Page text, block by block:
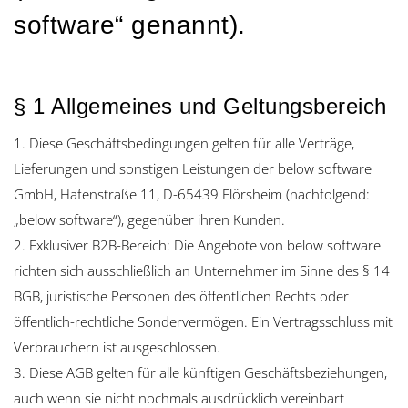
software“ genannt).
§ 1 Allgemeines und Geltungsbereich
1. Diese Geschäftsbedingungen gelten für alle Verträge,
Lieferungen und sonstigen Leistungen der below software
GmbH, Hafenstraße 11, D-65439 Flörsheim (nachfolgend:
„below software“), gegenüber ihren Kunden.
2. Exklusiver B2B-Bereich: Die Angebote von below software
richten sich ausschließlich an Unternehmer im Sinne des § 14
BGB, juristische Personen des öffentlichen Rechts oder
öffentlich-rechtliche Sondervermögen. Ein Vertragsschluss mit
Verbrauchern ist ausgeschlossen.
3. Diese AGB gelten für alle künftigen Geschäftsbeziehungen,
auch wenn sie nicht nochmals ausdrücklich vereinbart